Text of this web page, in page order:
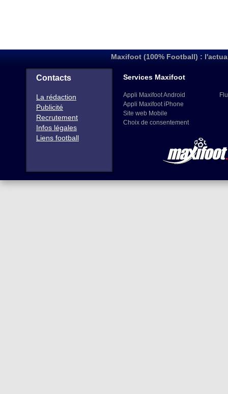
Maxifoot (100% Football) :
Contacts
La rédaction
Publicité
Recrutement
Infos légales
Liens football
Services Maxifoot
Appli Maxifoot Android
Appli Maxifoot iPhone
Site web Mobile
Choix de consentement